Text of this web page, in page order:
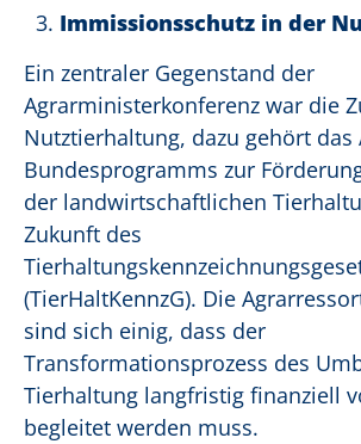
Immissionsschutz in der
Ein zentraler Gegenstand der
Agrarministerkonferenz war die
Nutztierhaltung, dazu gehört das
Bundesprogramms zur
der landwirtschaftlichen
Zukunft des
(TierHaltKennzG). Die
sind sich einig, dass der
Transformationsprozess des
Tierhaltung langfristig finanziell
begleitet werden muss.